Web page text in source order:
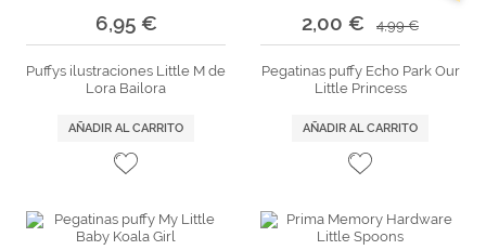
6,95 €
Puffys ilustraciones Little M de
Lora Bailora
AÑADIR AL CARRITO
2,00 € 4,99 €
Pegatinas puffy Echo Park Our
Little Princess
AÑADIR AL CARRITO